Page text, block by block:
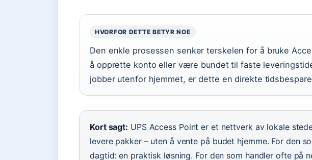
HVORFOR DETTE BETYR NOE
Den enkle prosessen senker terskelen for å bruke
å opprette konto eller være bundet til faste
jobber utenfor hjemmet, er dette en direkte
Kort sagt: UPS Access Point er et nettverk av lokale
levere pakker – uten å vente på budet hjemme. For den
dagtid: en praktisk løsning. For den som handler ofte på